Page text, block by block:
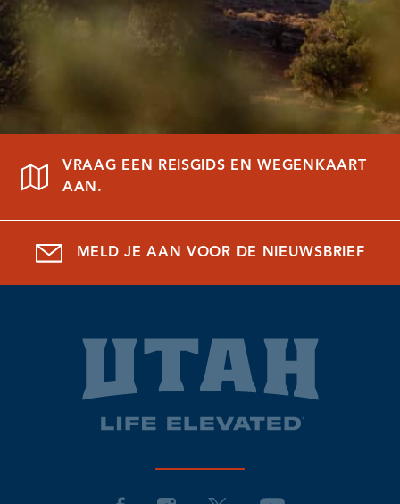
VRAAG EEN REISGIDS EN WEGENKAART
AAN.
MELD JE AAN VOOR DE NIEUWSBRIEF